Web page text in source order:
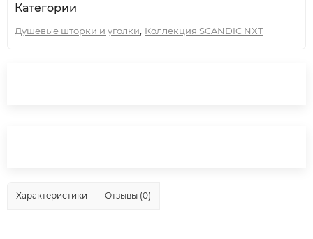
Категории
Душевые шторки и уголки, Коллекция SCANDIC NXT
Характеристики Отзывы (0)